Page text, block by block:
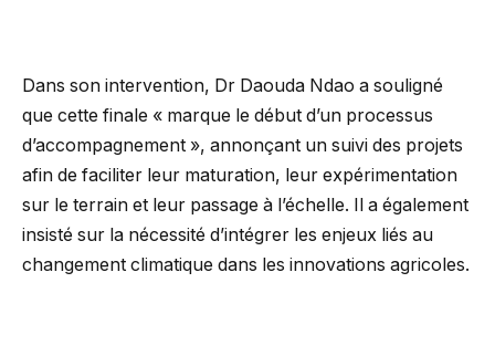
Dans son intervention, Dr Daouda Ndao a souligné
que cette finale « marque le début d’un processus
d’accompagnement », annonçant un suivi des projets
afin de faciliter leur maturation, leur expérimentation
sur le terrain et leur passage à l’échelle. Il a également
insisté sur la nécessité d’intégrer les enjeux liés au
changement climatique dans les innovations agricoles.